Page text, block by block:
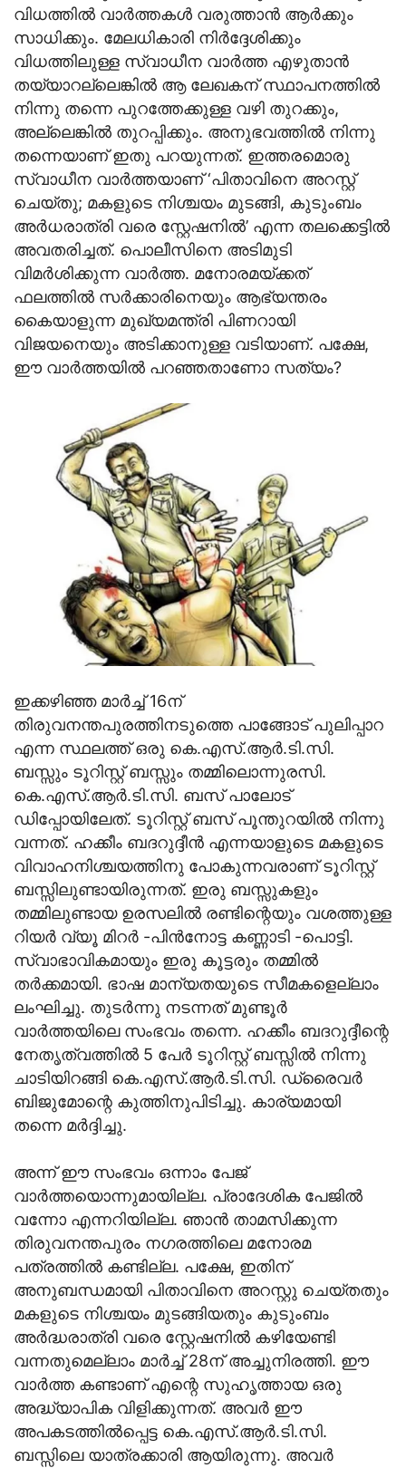
വിധത്തില്‍ വാര്‍ത്തകള്‍ വരുത്താന്‍ ആര്‍ക്കും
സാധിക്കും. മേലധികാരി നിര്‍ദ്ദേശിക്കും
വിധത്തിലുള്ള സ്വാധീന വാര്‍ത്ത എഴുതാന്‍
തയ്യാറല്ലെങ്കില്‍ ആ ലേഖകന് സ്ഥാപനത്തില്‍
നിന്നു തന്നെ പുറത്തേക്കുള്ള വഴി തുറക്കും,
അല്ലെങ്കില്‍ തുറപ്പിക്കും. അനുഭവത്തില്‍ നിന്നു
തന്നെയാണ് ഇതു പറയുന്നത്. ഇത്തരമൊരു
സ്വാധീന വാര്‍ത്തയാണ് ‘പിതാവിനെ അറസ്റ്റ്
ചെയ്തു; മകളുടെ നിശ്ചയം മുടങ്ങി, കുടുംബം
അര്‍ധരാത്രി വരെ സ്റ്റേഷനില്‍’ എന്ന തലക്കെട്ടില്‍
അവതരിച്ചത്. പൊലീസിനെ അടിമുടി
വിമര്‍ശിക്കുന്ന വാര്‍ത്ത. മനോരമയ്ക്കത്
ഫലത്തില്‍ സര്‍ക്കാരിനെയും ആഭ്യന്തരം
കൈയാളുന്ന മുഖ്യമന്ത്രി പിണറായി
വിജയനെയും അടിക്കാനുള്ള വടിയാണ്. പക്ഷേ,
ഈ വാര്‍ത്തയില്‍ പറഞ്ഞതാണോ സത്യം?
ഇക്കഴിഞ്ഞ മാര്‍ച്ച് 16ന്
തിരുവനന്തപുരത്തിനടുത്തെ പാങ്ങോട് പുലിപ്പാറ
എന്ന സ്ഥലത്ത് ഒരു കെ.എസ്.ആര്‍.ടി.സി.
ബസ്സും ടൂറിസ്റ്റ് ബസ്സും തമ്മിലൊന്നുരസി.
കെ.എസ്.ആര്‍.ടി.സി. ബസ് പാലോട്
ഡിപ്പോയിലേത്. ടൂറിസ്റ്റ് ബസ് പൂന്തുറയില്‍ നിന്നു
വന്നത്. ഹക്കീം ബദറുദ്ദീന്‍ എന്നയാളുടെ മകളുടെ
വിവാഹനിശ്ചയത്തിനു പോകുന്നവരാണ് ടൂറിസ്റ്റ്
ബസ്സിലുണ്ടായിരുന്നത്. ഇരു ബസ്സുകളും
തമ്മിലുണ്ടായ ഉരസലില്‍ രണ്ടിന്റെയും വശത്തുള്ള
റിയര്‍ വ്യൂ മിറര്‍ -പിന്‍നോട്ട കണ്ണാടി -പൊട്ടി.
സ്വാഭാവികമായും ഇരു കൂട്ടരും തമ്മില്‍
തര്‍ക്കമായി. ഭാഷ മാന്യതയുടെ സീമകളെല്ലാം
ലംഘിച്ചു. തുടര്‍ന്നു നടന്നത് മുണ്ടൂര്‍
വാര്‍ത്തയിലെ സംഭവം തന്നെ. ഹക്കീം ബദറുദ്ദീന്റെ
നേതൃത്വത്തില്‍ 5 പേര്‍ ടൂറിസ്റ്റ് ബസ്സില്‍ നിന്നു
ചാടിയിറങ്ങി കെ.എസ്.ആര്‍.ടി.സി. ഡ്രൈവര്‍
ബിജുമോന്റെ കുത്തിനുപിടിച്ചു. കാര്യമായി
തന്നെ മര്‍ദ്ദിച്ചു.
അന്ന് ഈ സംഭവം ഒന്നാം പേജ്
വാര്‍ത്തയൊന്നുമായില്ല. പ്രാദേശിക പേജില്‍
വന്നോ എന്നറിയില്ല. ഞാന്‍ താമസിക്കുന്ന
തിരുവനന്തപുരം നഗരത്തിലെ മനോരമ
പത്രത്തില്‍ കണ്ടില്ല. പക്ഷേ, ഇതിന്
അനുബന്ധമായി പിതാവിനെ അറസ്റ്റു ചെയ്തതും
മകളുടെ നിശ്ചയം മുടങ്ങിയതും കുടുംബം
അര്‍ദ്ധരാത്രി വരെ സ്റ്റേഷനില്‍ കഴിയേണ്ടി
വന്നതുമെല്ലാം മാര്‍ച്ച് 28ന് അച്ചുനിരത്തി. ഈ
വാര്‍ത്ത കണ്ടാണ് എന്റെ സുഹൃത്തായ ഒരു
അദ്ധ്യാപിക വിളിക്കുന്നത്. അവര്‍ ഈ
അപകടത്തില്‍പ്പെട്ട കെ.എസ്.ആര്‍.ടി.സി.
ബസ്സിലെ യാത്രക്കാരി ആയിരുന്നു. അവര്‍